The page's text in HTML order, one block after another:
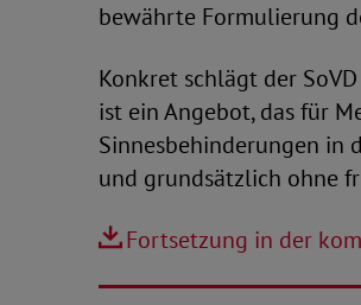
bewährte Formulierung
Konkret schlägt der
ist ein Angebot, das für
Sinnesbehinderungen in
und grundsätzlich ohne
Fortsetzung in der